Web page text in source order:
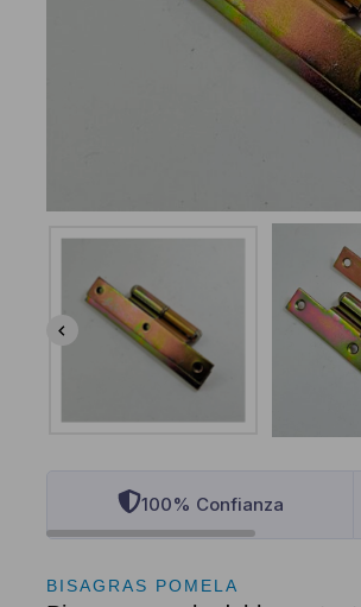
100% Confianza
BISAGRAS POMELA